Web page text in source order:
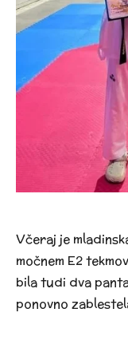
Včeraj je
močnem E2
bila tudi dva
ponovno